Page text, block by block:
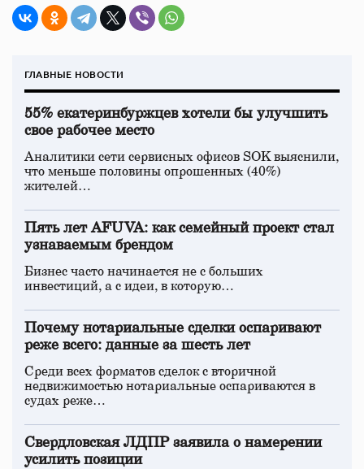
ГЛАВНЫЕ НОВОСТИ
55% екатеринбуржцев хотели бы улучшить
свое рабочее место
Аналитики сети сервисных офисов SOK выяснили,
что меньше половины опрошенных (40%)
жителей…
Пять лет AFUVA: как семейный проект стал
узнаваемым брендом
Бизнес часто начинается не с больших
инвестиций, а с идеи, в которую…
Почему нотариальные сделки оспаривают
реже всего: данные за шесть лет
Среди всех форматов сделок с вторичной
недвижимостью нотариальные оспариваются в
судах реже…
Свердловская ЛДПР заявила о намерении
усилить позиции